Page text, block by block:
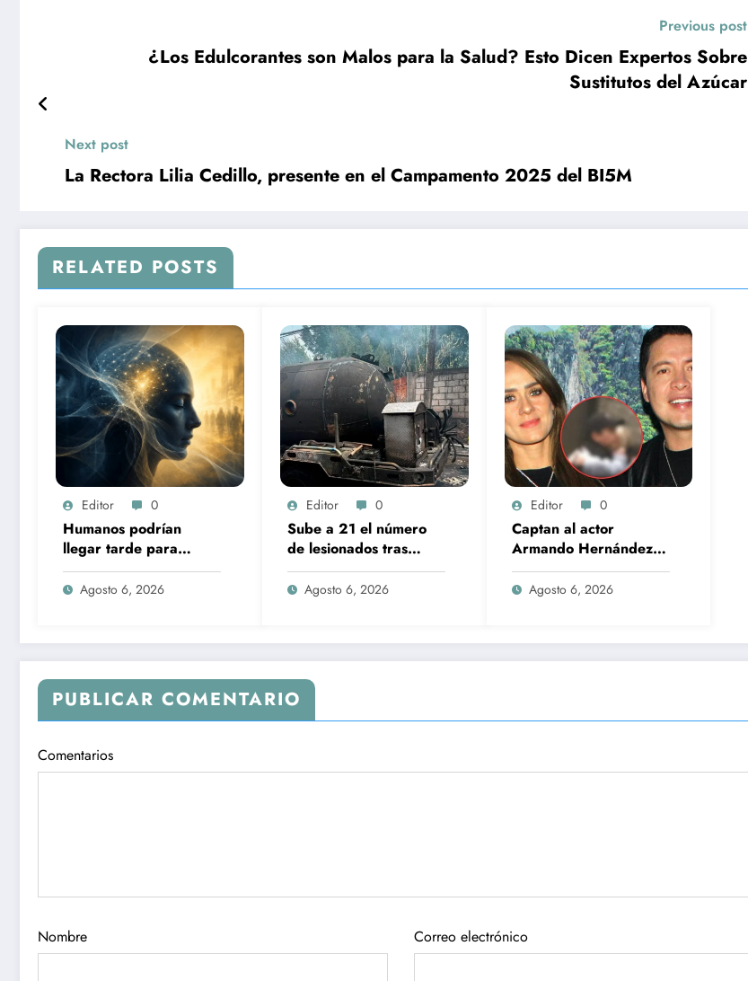
Previous post
¿Los Edulcorantes son Malos para la Salud? Esto Dicen Expertos Sobre
Sustitutos del Azúcar
Next post
La Rectora Lilia Cedillo, presente en el Campamento 2025 del BI5M
RELATED POSTS
Editor 0
Humanos podrían
llegar tarde para
contrarrestar ataques
autónomos de IA:
Agosto 6, 2026
Editor 0
Sube a 21 el número
de lesionados tras
explosión de pipa de
gas en Cuernavaca
Agosto 6, 2026
Editor 0
Captan al actor
Armando Hernández
con una mujer 20 años
menor; lo acusan de
Agosto 6, 2026
PUBLICAR COMENTARIO
Comentarios
Nombre Correo electrónico